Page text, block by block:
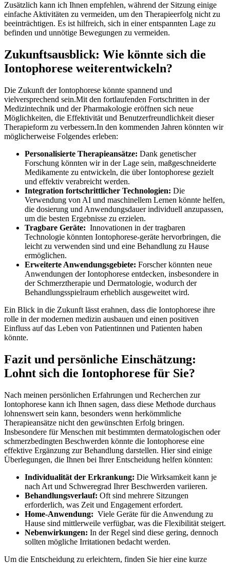
Zusätzlich kann ich Ihnen empfehlen, während der Sitzung einige
einfache Aktivitäten​ zu vermeiden, um den Therapieerfolg nicht zu‍
beeinträchtigen. Es ist‍ hilfreich, sich in einer‌ entspannten Lage zu
befinden und unnötige Bewegungen⁢ zu vermeiden.
Zukunftsausblick: Wie könnte sich ⁣die​
Iontophorese​ weiterentwickeln?
Die⁤ Zukunft der Iontophorese könnte spannend und
vielversprechend sein.Mit den fortlaufenden Fortschritten‍ in der
Medizintechnik⁣ und der Pharmakologie eröffnen sich ⁢neue
‍Möglichkeiten, die⁣ Effektivität ⁢und Benutzerfreundlichkeit‍ dieser
Therapieform zu⁢ verbessern.In den kommenden‌ Jahren könnten ⁤wir
möglicherweise Folgendes erleben:
Personalisierte ⁢Therapieansätze: Dank genetischer
Forschung‍ könnten⁤ wir in der Lage sein, maßgeschneiderte
Medikamente zu entwickeln, die über Iontophorese gezielt
und effektiv verabreicht werden.
Integration fortschrittlicher ‍Technologien: Die
‌Verwendung‌ von AI und maschinellem Lernen könnte helfen,
die‍ dosierung und Anwendungsdauer individuell​ anzupassen,
um⁣ die besten‍ Ergebnisse ‍zu erzielen.
Tragbare Geräte: ⁤ Innovationen in⁣ der⁤ tragbaren
‌Technologie könnten Iontophorese-geräte hervorbringen, ‌die
leicht zu ⁣verwenden sind und eine Behandlung zu Hause
ermöglichen.
Erweiterte Anwendungsgebiete: Forscher könnten neue
Anwendungen der Iontophorese entdecken,‌ insbesondere in
der ⁤Schmerztherapie und Dermatologie, wodurch der
Behandlungsspielraum erheblich ausgeweitet ‌wird.
Ein Blick⁣ in ⁣die Zukunft lässt erahnen, dass​ die Iontophorese ihre
rolle ‍in der modernen medizin ausbauen und einen positiven
Einfluss ⁤auf‌ das⁢ Leben von Patientinnen‌ und Patienten haben
könnte.
Fazit​ und⁢ persönliche Einschätzung:
Lohnt sich die Iontophorese für Sie?
Nach meinen persönlichen Erfahrungen ⁢und Recherchen​ zur
Iontophorese kann ich Ihnen sagen,‍ dass diese ‌Methode durchaus
lohnenswert ⁤sein kann, besonders wenn herkömmliche
Therapieansätze nicht den gewünschten Erfolg bringen.
Insbesondere für Menschen mit ⁣bestimmten dermatologischen oder
schmerzbedingten⁣ Beschwerden könnte die Iontophorese⁢ eine
effektive Ergänzung zur Behandlung darstellen. Hier ‍sind einige
Überlegungen, die Ihnen bei Ihrer Entscheidung ‌helfen könnten:
Individualität der Erkrankung: Die Wirksamkeit ‌kann ⁣je
⁣nach Art und Schweregrad Ihrer‌ Beschwerden variieren.
Behandlungsverlauf: Oft sind mehrere Sitzungen
erforderlich, was Zeit und Engagement erfordert.
Home-Anwendung: ‍ Viele Geräte für die Anwendung ⁤zu
Hause sind mittlerweile verfügbar, was⁤ die ​Flexibilität⁢ steigert.
Nebenwirkungen: ⁢In der Regel⁢ sind​ diese ‍gering,‍ dennoch
sollten mögliche Irritationen bedacht werden.
Um die⁤ Entscheidung zu erleichtern, finden Sie hier eine ‍kurze